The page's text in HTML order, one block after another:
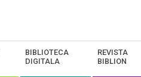
BIBLIOTECA
DIGITALA
REVISTA
BIBLION